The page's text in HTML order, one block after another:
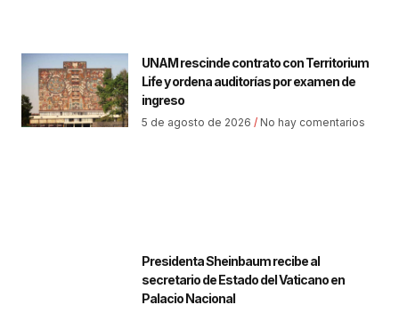
UNAM rescinde contrato con Territorium
Life y ordena auditorías por examen de
ingreso
5 de agosto de 2026 No hay comentarios
Presidenta Sheinbaum recibe al
secretario de Estado del Vaticano en
Palacio Nacional